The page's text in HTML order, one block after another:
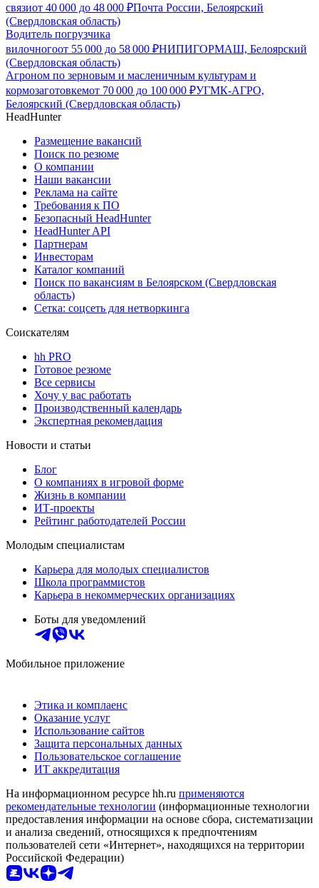
связиот 40 000 до 48 000 ₽Почта России, Белоярский
(Свердловская область)
Водитель погрузчика
вилочногоот 55 000 до 58 000 ₽НИПИГОРМАШ, Белоярский
(Свердловская область)
Агроном по зерновым и масленичным культурам и
кормозаготовкемот 70 000 до 100 000 ₽УГМК-АГРО,
Белоярский (Свердловская область)
HeadHunter
Размещение вакансий
Поиск по резюме
О компании
Наши вакансии
Реклама на сайте
Требования к ПО
Безопасный HeadHunter
HeadHunter API
Партнерам
Инвесторам
Каталог компаний
Поиск по вакансиям в Белоярском (Свердловская
область)
Сетка: соцсеть для нетворкинга
Соискателям
hh PRO
Готовое резюме
Все сервисы
Хочу у вас работать
Производственный календарь
Экспертная рекомендация
Новости и статьи
Блог
О компаниях в игровой форме
Жизнь в компании
ИТ-проекты
Рейтинг работодателей России
Молодым специалистам
Карьера для молодых специалистов
Школа программистов
Карьера в некоммерческих организациях
Боты для уведомлений
Мобильное приложение
Этика и комплаенс
Оказание услуг
Использование сайтов
Защита персональных данных
Пользовательское соглашение
ИТ аккредитация
На информационном ресурсе hh.ru применяются
рекомендательные технологии (информационные технологии
предоставления информации на основе сбора, систематизации
и анализа сведений, относящихся к предпочтениям
пользователей сети «Интернет», находящихся на территории
Российской Федерации)